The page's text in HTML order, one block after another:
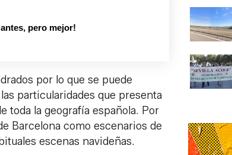
pero mejor!
por lo que se puede
particularidades que presenta
toda la geografía española. Por
Barcelona como escenarios de
escenas navideñas.